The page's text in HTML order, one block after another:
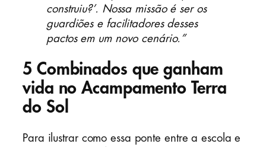
construiu?’. Nossa missão é ser os
guardiões e facilitadores desses
pactos em um novo cenário.”
5 Combinados que ganham
vida no Acampamento Terra
do Sol
Para ilustrar como essa ponte entre a escola e